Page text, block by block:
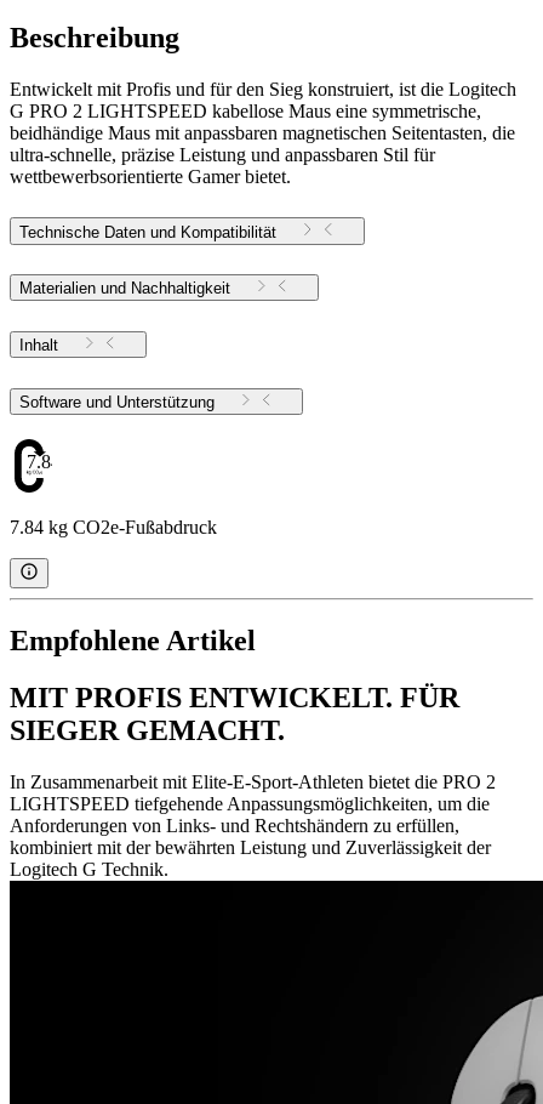
Beschreibung
Entwickelt mit Profis und für den Sieg konstruiert, ist die Logitech
G PRO 2 LIGHTSPEED kabellose Maus eine symmetrische,
beidhändige Maus mit anpassbaren magnetischen Seitentasten, die
ultra-schnelle, präzise Leistung und anpassbaren Stil für
wettbewerbsorientierte Gamer bietet.
Technische Daten und Kompatibilität
Materialien und Nachhaltigkeit
Inhalt
Software und Unterstützung
7.84
7.84 kg CO2e-Fußabdruck
Empfohlene Artikel
MIT PROFIS ENTWICKELT. FÜR
SIEGER GEMACHT.
In Zusammenarbeit mit Elite-E-Sport-Athleten bietet die PRO 2
LIGHTSPEED tiefgehende Anpassungsmöglichkeiten, um die
Anforderungen von Links- und Rechtshändern zu erfüllen,
kombiniert mit der bewährten Leistung und Zuverlässigkeit der
Logitech G Technik.